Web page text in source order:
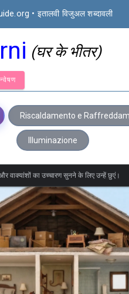
• इतालवी विजुअल शब्दावली
(घर के भीतर)
अन्वेषण
Riscaldamento e
Illuminazione
वाक्यांशों का उच्चारण सुनने के लिए उन्हें छुएं।